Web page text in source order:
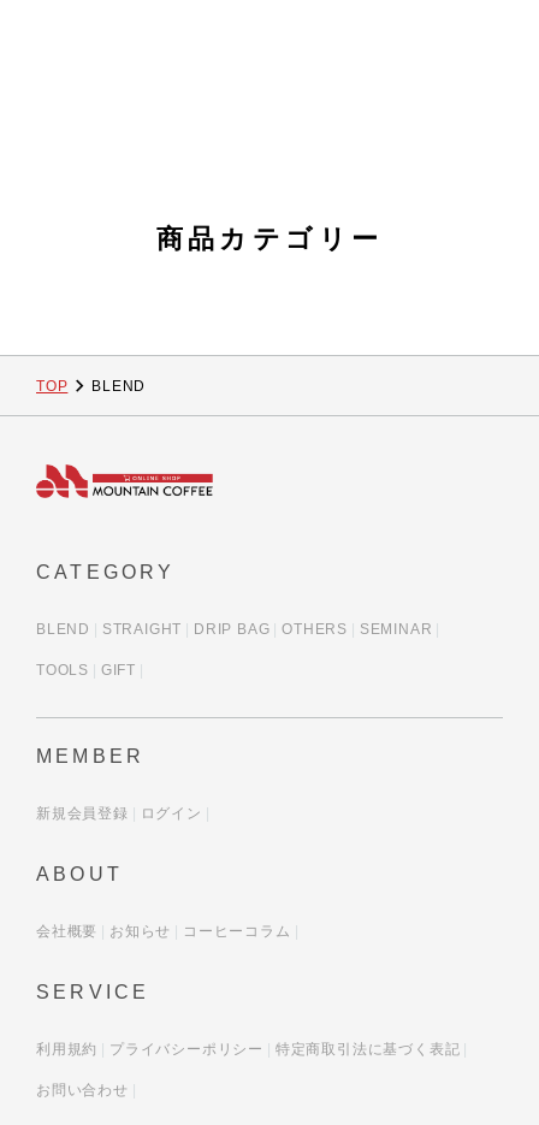
商品カテゴリー
TOP BLEND
CATEGORY
BLEND STRAIGHT DRIP BAG OTHERS SEMINAR
TOOLS GIFT
MEMBER
新規会員登録 ログイン
ABOUT
会社概要 お知らせ コーヒーコラム
SERVICE
利用規約 プライバシーポリシー 特定商取引法に基づく表記
お問い合わせ